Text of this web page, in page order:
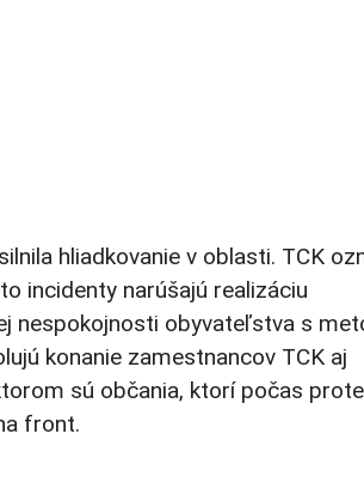
hliadkovanie v oblasti. TCK
incidenty narúšajú realizáciu
nespokojnosti obyvateľstva s
konanie zamestnancov TCK aj
sú občania, ktorí počas
front.